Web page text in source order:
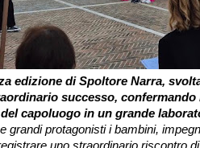
edizione di Spoltore Narra,
successo, confermando
capoluogo in un grande
grandi protagonisti i bambini,
uno straordinario riscontro